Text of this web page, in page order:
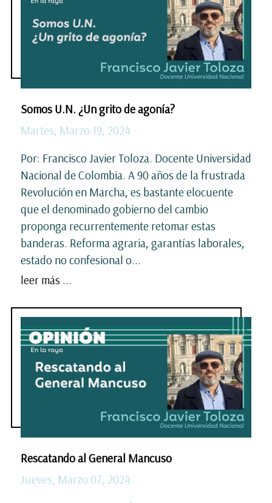
Somos U.N. ¿Un grito de agonía?
Martes, Marzo 19, 2024
Por: Francisco Javier Toloza. Docente Universidad
Nacional de Colombia. A 90 años de la frustrada
Revolución en Marcha, es bastante elocuente
que el denominado gobierno del cambio
proponga recurrentemente retomar estas
banderas. Reforma agraria, garantías laborales,
estado no confesional o...
leer más ...
Rescatando al General Mancuso
Jueves, Marzo 07, 2024